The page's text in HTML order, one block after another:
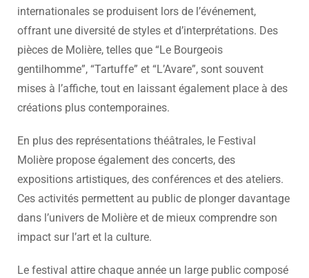
internationales se produisent lors de l’événement,
offrant une diversité de styles et d’interprétations. Des
pièces de Molière, telles que “Le Bourgeois
gentilhomme”, “Tartuffe” et “L’Avare”, sont souvent
mises à l’affiche, tout en laissant également place à des
créations plus contemporaines.
En plus des représentations théâtrales, le Festival
Molière propose également des concerts, des
expositions artistiques, des conférences et des ateliers.
Ces activités permettent au public de plonger davantage
dans l’univers de Molière et de mieux comprendre son
impact sur l’art et la culture.
Le festival attire chaque année un large public composé